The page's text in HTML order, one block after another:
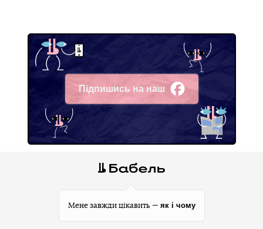
Підпишись на наш
Facebook
Мене завжди цікавить — як і чому